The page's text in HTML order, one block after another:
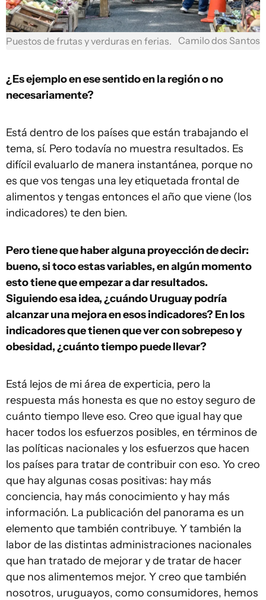
Puestos de frutas y verduras en ferias. Camilo dos Santos
¿Es ejemplo en ese sentido en la región o no
necesariamente?
Está dentro de los países que están trabajando el
tema, sí. Pero todavía no muestra resultados. Es
difícil evaluarlo de manera instantánea, porque no
es que vos tengas una ley etiquetada frontal de
alimentos y tengas entonces el año que viene (los
indicadores) te den bien.
Pero tiene que haber alguna proyección de decir:
bueno, si toco estas variables, en algún momento
esto tiene que empezar a dar resultados.
Siguiendo esa idea, ¿cuándo Uruguay podría
alcanzar una mejora en esos indicadores? En los
indicadores que tienen que ver con sobrepeso y
obesidad, ¿cuánto tiempo puede llevar?
Está lejos de mi área de experticia, pero la
respuesta más honesta es que no estoy seguro de
cuánto tiempo lleve eso. Creo que igual hay que
hacer todos los esfuerzos posibles, en términos de
las políticas nacionales y los esfuerzos que hacen
los países para tratar de contribuir con eso. Yo creo
que hay algunas cosas positivas: hay más
conciencia, hay más conocimiento y hay más
información. La publicación del panorama es un
elemento que también contribuye. Y también la
labor de las distintas administraciones nacionales
que han tratado de mejorar y de tratar de hacer
que nos alimentemos mejor. Y creo que también
nosotros, uruguayos, como consumidores, hemos